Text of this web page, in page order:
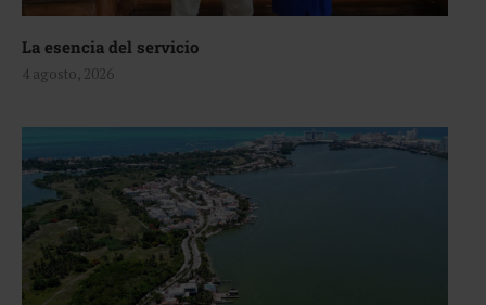
La esencia del servicio
4 agosto, 2026